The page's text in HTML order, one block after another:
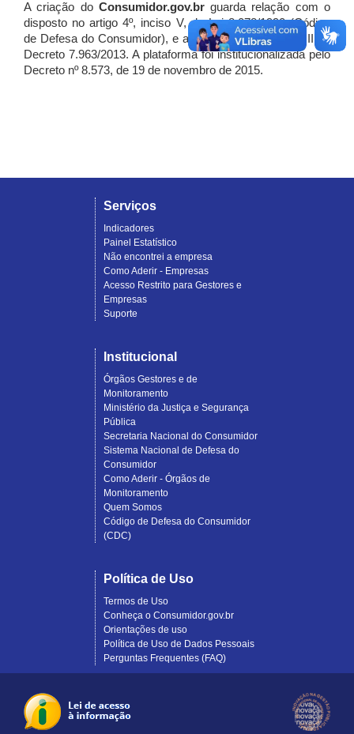
A criação do Consumidor.gov.brguarda relação com o
disposto no artigo 4º, inciso V, da Lei 8.078/1990 (Código
de Defesa do Consumidor), e artigo 7º, incisos I, II e III do
Decreto 7.963/2013. A plataforma foi institucionalizada pelo
Decreto nº 8.573, de 19 de novembro de 2015.
Serviços
Indicadores
Painel Estatístico
Não encontrei a empresa
Como Aderir - Empresas
Acesso Restrito para Gestores e
Empresas
Suporte
Institucional
Órgãos Gestores e de
Monitoramento
Ministério da Justiça e Segurança
Pública
Secretaria Nacional do Consumidor
Sistema Nacional de Defesa do
Consumidor
Como Aderir - Órgãos de
Monitoramento
Quem Somos
Código de Defesa do Consumidor
(CDC)
Política de Uso
Termos de Uso
Conheça o Consumidor.gov.br
Orientações de uso
Política de Uso de Dados Pessoais
Perguntas Frequentes (FAQ)